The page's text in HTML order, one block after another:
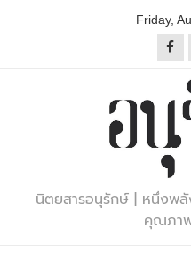
Friday,
นิตยสารอนุรักษ์ | หนึ่งพลั
คุณภา